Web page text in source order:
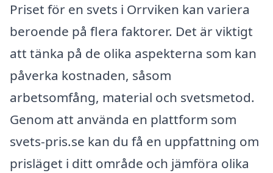
Priset för en svets i Orrviken kan variera
beroende på flera faktorer. Det är viktigt
att tänka på de olika aspekterna som kan
påverka kostnaden, såsom
arbetsomfång, material och svetsmetod.
Genom att använda en plattform som
svets-pris.se kan du få en uppfattning om
prisläget i ditt område och jämföra olika